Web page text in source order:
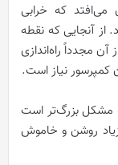
می‌افتد که خرابی
از آنجایی که نقطه
مجدداً راه‌اندازی
کمپرسور نیاز است.
مشکل بزرگ‌تر است
روشن و خاموش